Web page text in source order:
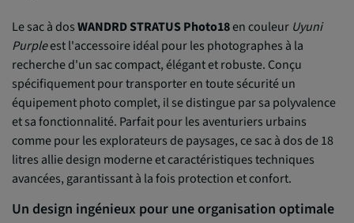
Le sac à dosWANDRD STRATUS Photo18en couleur Uyuni
Purpleest l'accessoire idéal pour les photographes à la
recherche d'un sac compact, élégant et robuste. Conçu
spécifiquement pour transporter en toute sécurité un
équipement photo complet, il se distingue par sa polyvalence
et sa fonctionnalité. Parfait pour les aventuriers urbains
comme pour les explorateurs de paysages, ce sac à dos de 18
litres allie design moderne et caractéristiques techniques
avancées, garantissant à la fois protection et confort.
Un design ingénieux pour une organisation optimale